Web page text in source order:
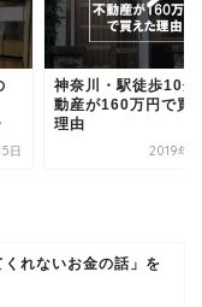
日
神奈川・駅徒歩10分
動産が160万円で買
理由
2019年8
くれないお金の話」を